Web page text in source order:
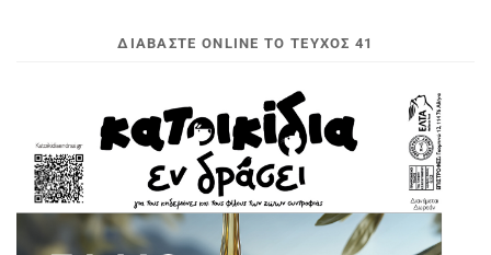
ΔΙΑΒΆΣΤΕ ONLINE ΤΟ ΤΕΎΧΟΣ 41